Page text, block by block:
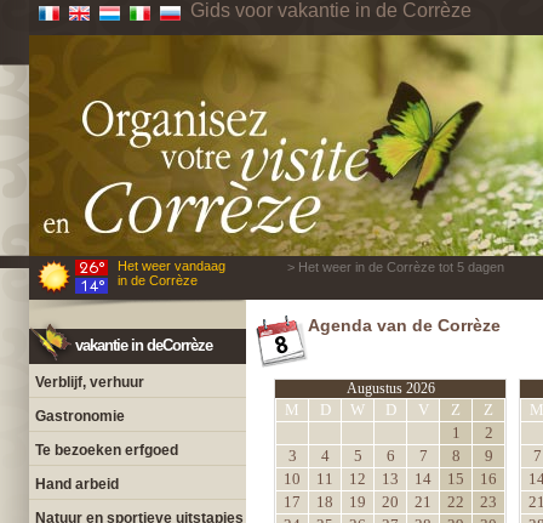
Gids voor vakantie in de Corrèze
Het weer vandaag
in de Corrèze
> Het weer in de Corrèze tot 5 dagen
vakantie in deCorrèze
Verblijf, verhuur
Gastronomie
Te bezoeken erfgoed
Hand arbeid
Natuur en sportieve uitstapjes
Agenda van de Corrèze
Augustus 2026
M D W D V Z
Z
1
2
3
4 5 6 7 8
9
10
11 12 13 14 15
16
17
18 19 20 21 22
23
M
7